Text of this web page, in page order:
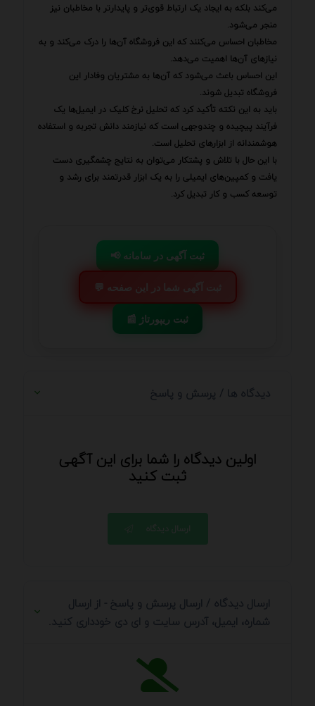
می‌کند بلکه به ایجاد یک ارتباط قوی‌تر و پایدارتر با مخاطبان نیز
منجر می‌شود.
مخاطبان احساس می‌کنند که این فروشگاه آن‌ها را درک می‌کند و به
نیازهای آن‌ها اهمیت می‌دهد.
این احساس باعث می‌شود که آن‌ها به مشتریان وفادار این
فروشگاه تبدیل شوند.
باید به این نکته تأکید کرد که تحلیل نرخ کلیک در ایمیل‌ها یک
فرآیند پیچیده و چندوجهی است که نیازمند دانش تجربه و استفاده
هوشمندانه از ابزارهای تحلیل است.
با این حال با تلاش و پشتکار می‌توان به نتایج چشمگیری دست
یافت و کمپین‌های ایمیلی را به یک ابزار قدرتمند برای رشد و
توسعه کسب و کار تبدیل کرد.
📢 ثبت آگهی در سامانه
💬 ثبت آگهی شما در این صفحه
📰 ثبت ریپورتاژ
دیدگاه ها / پرسش و پاسخ
اولین دیدگاه را شما برای این آگهی
ثبت کنید
ارسال دیدگاه
ارسال دیدگاه / ارسال پرسش و پاسخ - از ارسال
شماره، ایمیل، آدرس سایت و ای دی خودداری کنید.